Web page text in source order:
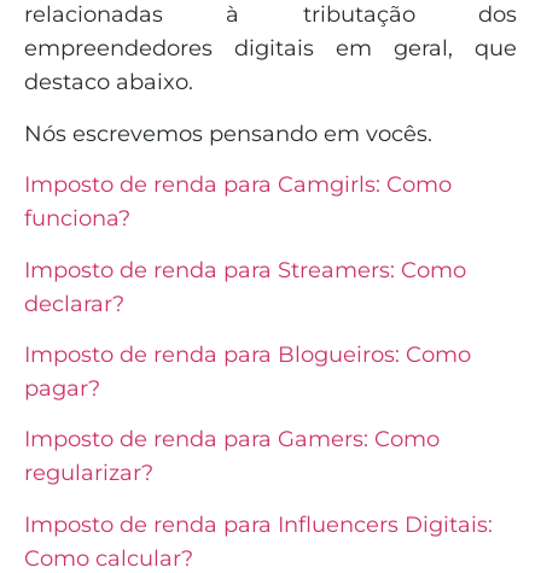
relacionadas à tributação dos
empreendedores digitais em geral, que
destaco abaixo.
Nós escrevemos pensando em vocês.
Imposto de renda para Camgirls: Como
funciona?
Imposto de renda para Streamers: Como
declarar?
Imposto de renda para Blogueiros: Como
pagar?
Imposto de renda para Gamers: Como
regularizar?
Imposto de renda para Influencers Digitais:
Como calcular?